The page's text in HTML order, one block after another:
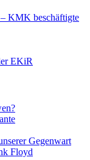
KMK beschäftigte
EKiR
Gegenwart
Floyd